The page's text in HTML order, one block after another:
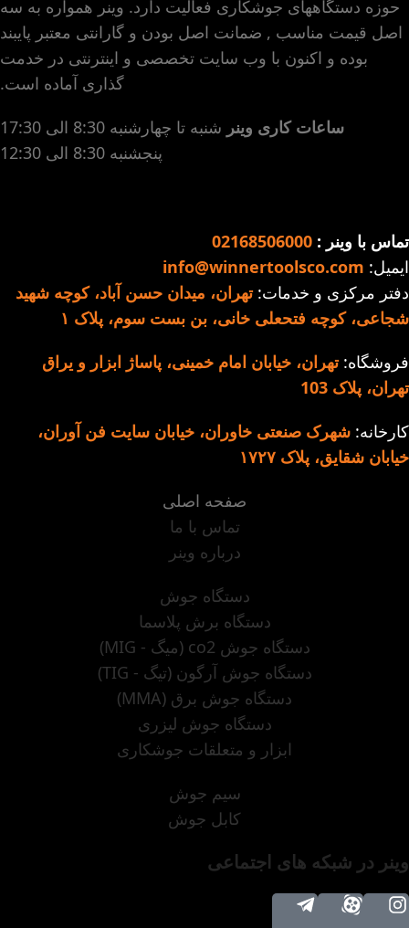
حوزه دستگاههای جوشکاری فعالیت دارد. وینر همواره به سه
اصل قیمت مناسب , ضمانت اصل بودن و گارانتی معتبر پایبند
بوده و اکنون با وب سایت تخصصی و اینترنتی در خدمت
گذاری آماده است.
ساعات کاری وینر شنبه تا چهارشنبه 8:30 الی 17:30
پنجشنبه 8:30 الی 12:30
تماس با وینر : 02168506000
ایمیل: info@winnertoolsco.com
دفتر مرکزی و خدمات: تهران، میدان حسن آباد، کوچه شهید
شجاعی، کوچه فتحعلی خانی، بن بست سوم، پلاک ۱
فروشگاه: تهران، خیابان امام خمینی، پاساژ ابزار و یراق
تهران، پلاک 103
کارخانه: شهرک صنعتی خاوران، خیابان سایت فن آوران،
خیابان شقایق، پلاک ۱۷۲۷
صفحه اصلی
تماس با ما
درباره وینر
دستگاه جوش
دستگاه برش پلاسما
دستگاه جوش co2 (میگ - MIG)
دستگاه جوش آرگون (تیگ - TIG)
دستگاه جوش برق (MMA)
دستگاه جوش لیزری
ابزار و متعلقات جوشکاری
سیم جوش
کابل جوش
وینر در شبکه های اجتماعی